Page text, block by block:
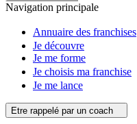
Navigation principale
Annuaire des franchises
Je découvre
Je me forme
Je choisis ma franchise
Je me lance
Etre rappelé par un coach